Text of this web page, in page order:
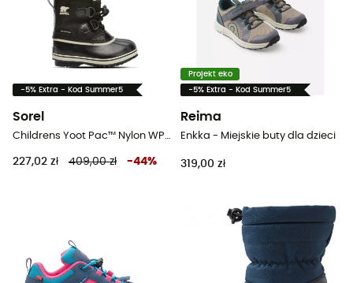
-5% Extra - Kod Summer5
Sorel
Childrens Yoot Pac™ Nylon WP - Śniegowce dla dzieci
227,02 zł 409,00 zł -44%
Projekt eko
-5% Extra - Kod Summer5
Reima
Enkka - Miejskie buty dla dzieci
319,00 zł